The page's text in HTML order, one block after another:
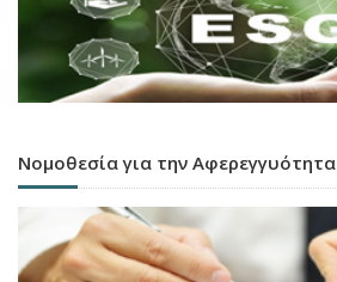
Νομοθεσία για την Αφερεγγυότητα